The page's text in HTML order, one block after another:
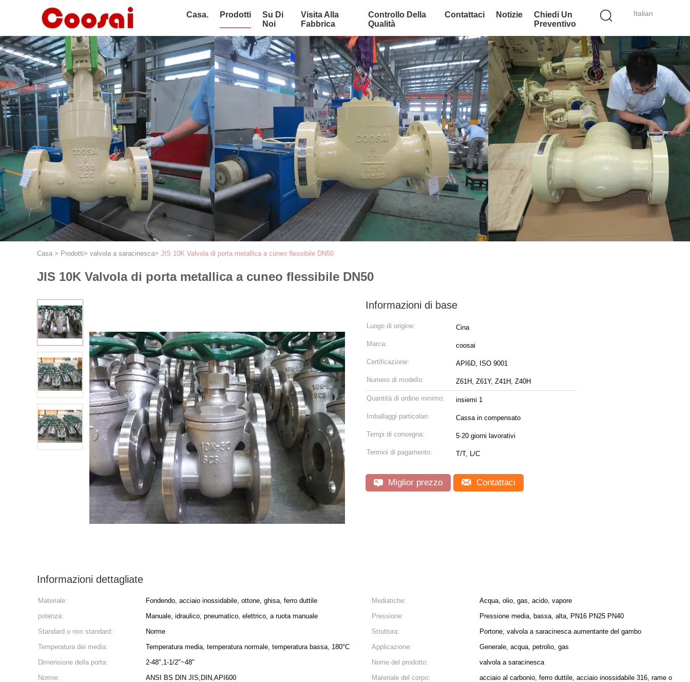
Italian
Casa. Prodotti
Su Di
Noi
Visita Alla
Fabbrica
Controllo Della
Qualità
Contattaci Notizie
Chiedi Un
Preventivo
Casa > Prodotti> valvola a saracinesca> JIS 10K Valvola di porta metallica a cuneo flessibile DN50
JIS 10K Valvola di porta metallica a cuneo flessibile DN50
Informazioni di base
Luogo di origine: Cina
Marca: coosai
Certificazione: API6D, ISO 9001
Numero di modello: Z61H, Z61Y, Z41H, Z40H
Quantità di ordine minimo: insiemi 1
Imballaggi particolari: Cassa in compensato
Tempi di consegna: 5·20 giorni lavorativi
Termini di pagamento: T/T, L/C
Miglior prezzo Contattaci
Informazioni dettagliate
Materiale: Fondendo, acciaio inossidabile, ottone, ghisa, ferro duttile Mediatiche:
Acqua, olio, gas, acido, vapore
potenza:
Manuale, idraulico, pneumatico, elettrico, a ruota manuale Pressione:
Pressione media, bassa, alta, PN16 PN25 PN40
Standard o non standard:
Norme Struttura:
Portone, valvola a saracinesca aumentante del gambo
Temperatura dei media:
Temperatura media, temperatura normale, temperatura bassa, 180°C Applicazione:
Generale, acqua, petrolio, gas
Dimensione della porta:
2-48",1-1/2"~48" Nome del prodotto:
valvola a saracinesca
Norme:
ANSI BS DIN JIS,DIN,API600 Materiale del corpo:
acciaio al carbonio, ferro duttile, acciaio inossidabile 316, rame o